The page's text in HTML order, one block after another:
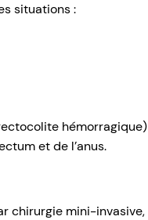
situations :
hémorragique)
et de l’anus.
chirurgie mini-invasive,